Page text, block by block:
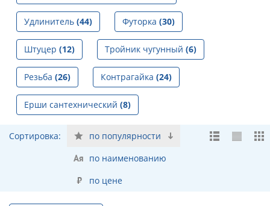
Удлинитель (44) Футорка (30)
Штуцер (12) Тройник чугунный (6)
Резьба (26) Контрагайка (24)
Ерши сантехнический (8)
Сортировка:
по популярности
по наименованию
по цене